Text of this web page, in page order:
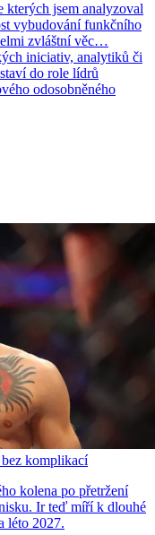
jsem analyzoval
vybudování funkčního
zvláštní věc…
iniciativ, analytiků či
do role lídrů
odosobněného
komplikací
kolena po přetržení
Ir teď míří k dlouhé
léto 2027.